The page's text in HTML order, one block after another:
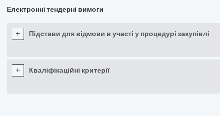
Електронні тендерні вимоги
+ Підстави для відмови в участі у процедурі закупівлі
+ Кваліфікаційні критерії